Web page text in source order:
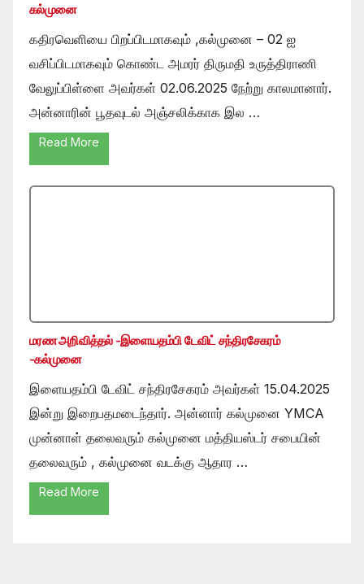
கல்முனை
கதிரவெளியை பிறப்பிடமாகவும் ,கல்முனை – 02 ஐ
வசிப்பிடமாகவும் கொண்ட அமரர் திருமதி உருத்திராணி
வேலுப்பிள்ளை அவர்கள் 02.06.2025 நேற்று காலமானார்.
அன்னாரின் பூதவுடல் அஞ்சலிக்காக இல …
Read More
மரண அறிவித்தல் -இளையதம்பி டேவிட் சந்திரசேகரம்
-கல்முனை
இளையதம்பி டேவிட் சந்திரசேகரம் அவர்கள் 15.04.2025
இன்று இறைபதமடைந்தார். அன்னார் கல்முனை YMCA
முன்னாள் தலைவரும் கல்முனை மத்தியஸ்டர் சபையின்
தலைவரும் , கல்முனை வடக்கு ஆதார …
Read More